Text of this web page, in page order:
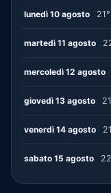
lunedì 10 agosto
martedì 11 agosto
mercoledì 12 agosto
giovedì 13 agosto
venerdì 14 agosto
sabato 15 agosto